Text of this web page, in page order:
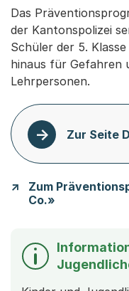
Das
der Kantonspolizei
Schüler der 5.
hinaus für Gefahren
Lehrpersonen.
Zur Seite
Zum
Co.»